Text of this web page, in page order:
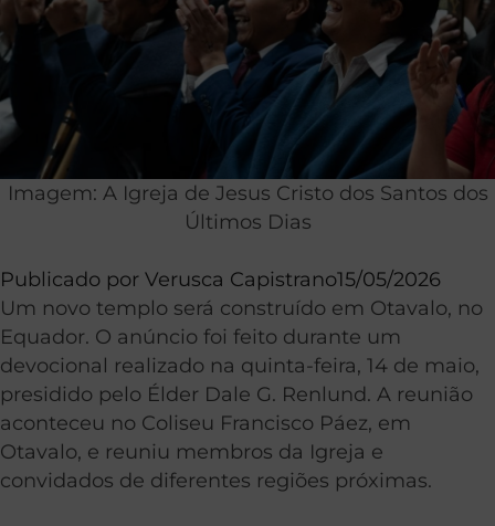
Imagem: A Igreja de Jesus Cristo dos Santos dos
Últimos Dias
Publicado por Verusca Capistrano15/05/2026
Um novo templo será construído em Otavalo, no
Equador. O anúncio foi feito durante um
devocional realizado na quinta-feira, 14 de maio,
presidido pelo Élder Dale G. Renlund. A reunião
aconteceu no Coliseu Francisco Páez, em
Otavalo, e reuniu membros da Igreja e
convidados de diferentes regiões próximas.